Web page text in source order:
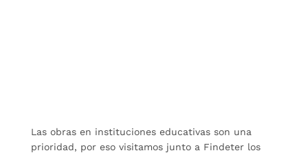
Las obras en instituciones educativas son una
prioridad, por eso visitamos junto a Findeter los